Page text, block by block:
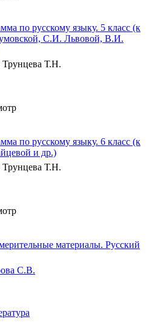
по русскому языку. 5 класс (к
С.И. Львовой, В.И.
Трунцева Т.Н.
по русскому языку. 6 класс (к
и др.)
Трунцева Т.Н.
материалы. Русский
С.В.